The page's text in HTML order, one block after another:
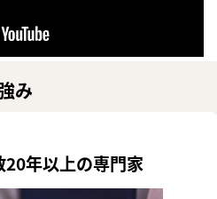
み
年以上の専門家